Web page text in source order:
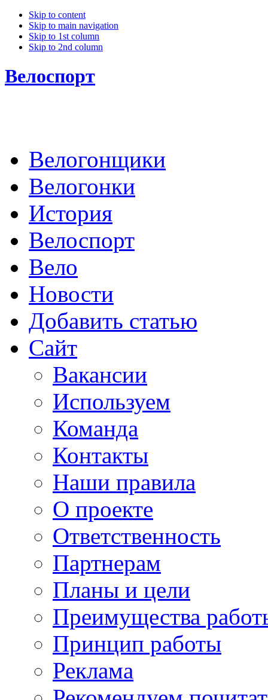
Skip to content
Skip to main navigation
Skip to 1st column
Skip to 2nd column
Велоспорт
Велогонщики
Велогонки
История
Велоспорт
Вело
Новости
Добавить статью
Сайт
Вакансии
Используем
Команда
Контакты
Наши правила
О проекте
Ответственность
Партнерам
Планы и цели
Преимущества
Принцип работы
Реклама